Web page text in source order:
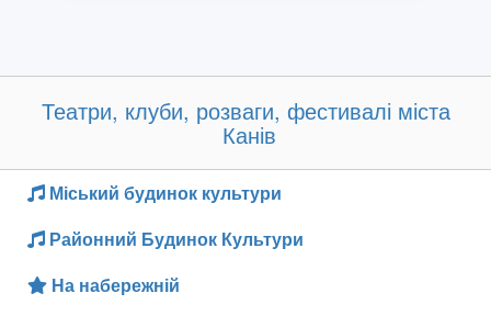
Театри, клуби, розваги, фестивалі міста
Канів
Міський будинок культури
Районний Будинок Культури
На набережній